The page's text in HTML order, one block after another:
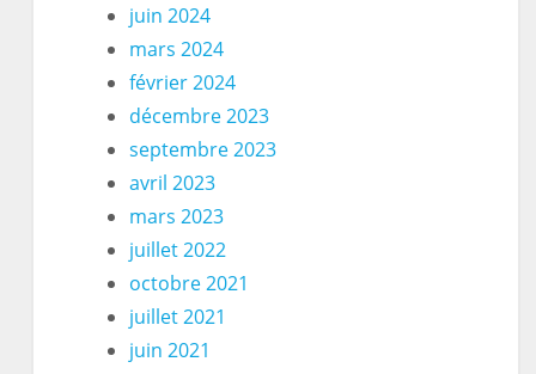
juin 2024
mars 2024
février 2024
décembre 2023
septembre 2023
avril 2023
mars 2023
juillet 2022
octobre 2021
juillet 2021
juin 2021